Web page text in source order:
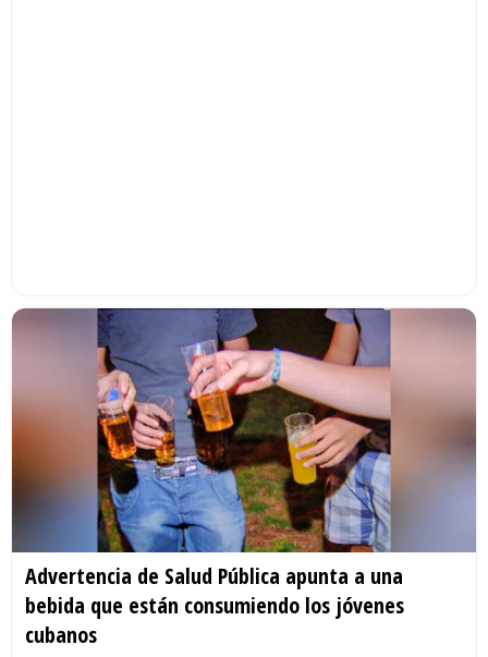
Advertencia de Salud Pública apunta a una
bebida que están consumiendo los jóvenes
cubanos